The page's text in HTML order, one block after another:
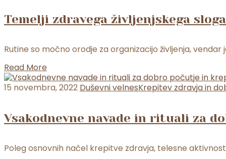
Temelji zdravega življenjskega
Rutine so močno orodje za organizacijo življenja,
Read More
15 novembra, 2022 Duševni velnesKrepitev zdravja in
Vsakodnevne navade in rituali za
Poleg osnovnih načel krepitve zdravja, telesne